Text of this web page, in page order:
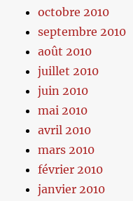
octobre 2010
septembre 2010
août 2010
juillet 2010
juin 2010
mai 2010
avril 2010
mars 2010
février 2010
janvier 2010